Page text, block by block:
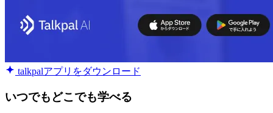
talkpalアプリをダウンロード
いつでもどこでも学べる